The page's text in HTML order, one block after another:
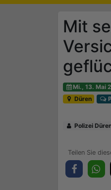
Mit
Mi., 13. Mai
Düren
Polizei